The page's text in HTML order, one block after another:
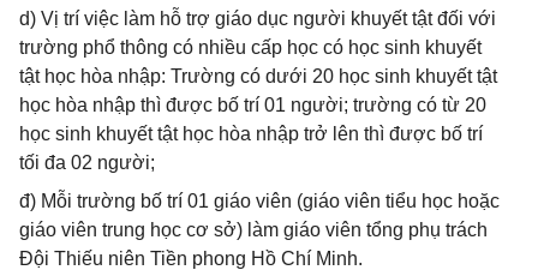
d) Vị trí việc làm hỗ trợ giáo dục người khuyết tật đối với
trường phổ thông có nhiều cấp học có học sinh khuyết
tật học hòa nhập: Trường có dưới 20 học sinh khuyết tật
học hòa nhập thì được bố trí 01 người; trường có từ 20
học sinh khuyết tật học hòa nhập trở lên thì được bố trí
tối đa 02 người;
đ) Mỗi trường bố trí 01 giáo viên (giáo viên tiểu học hoặc
giáo viên trung học cơ sở) làm giáo viên tổng phụ trách
Đội Thiếu niên Tiền phong Hồ Chí Minh.